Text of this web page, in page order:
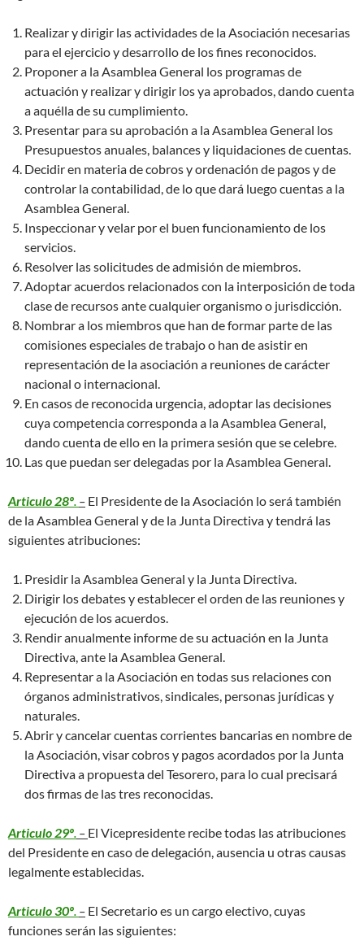
Realizar y dirigir las actividades de la Asociación necesarias
para el ejercicio y desarrollo de los fines reconocidos.
Proponer a la Asamblea General los programas de
actuación y realizar y dirigir los ya aprobados, dando cuenta
a aquélla de su cumplimiento.
Presentar para su aprobación a la Asamblea General los
Presupuestos anuales, balances y liquidaciones de cuentas.
Decidir en materia de cobros y ordenación de pagos y de
controlar la contabilidad, de lo que dará luego cuentas a la
Asamblea General.
Inspeccionar y velar por el buen funcionamiento de los
servicios.
Resolver las solicitudes de admisión de miembros.
Adoptar acuerdos relacionados con la interposición de toda
clase de recursos ante cualquier organismo o jurisdicción.
Nombrar a los miembros que han de formar parte de las
comisiones especiales de trabajo o han de asistir en
representación de la asociación a reuniones de carácter
nacional o internacional.
En casos de reconocida urgencia, adoptar las decisiones
cuya competencia corresponda a la Asamblea General,
dando cuenta de ello en la primera sesión que se celebre.
Las que puedan ser delegadas por la Asamblea General.
Articulo 28º. – El Presidente de la Asociación lo será también
de la Asamblea General y de la Junta Directiva y tendrá las
siguientes atribuciones:
Presidir la Asamblea General y la Junta Directiva.
Dirigir los debates y establecer el orden de las reuniones y
ejecución de los acuerdos.
Rendir anualmente informe de su actuación en la Junta
Directiva, ante la Asamblea General.
Representar a la Asociación en todas sus relaciones con
órganos administrativos, sindicales, personas jurídicas y
naturales.
Abrir y cancelar cuentas corrientes bancarias en nombre de
la Asociación, visar cobros y pagos acordados por la Junta
Directiva a propuesta del Tesorero, para lo cual precisará
dos firmas de las tres reconocidas.
Articulo 29º. – El Vicepresidente recibe todas las atribuciones
del Presidente en caso de delegación, ausencia u otras causas
legalmente establecidas.
Articulo 30º. – El Secretario es un cargo electivo, cuyas
funciones serán las siguientes: